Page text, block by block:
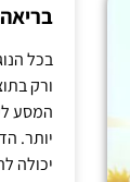
בכל
ורק
המסע
יותר.
יכולה